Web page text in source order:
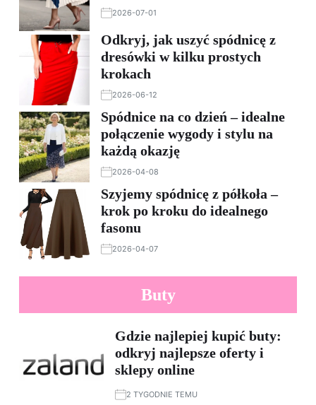
2026-07-01
Odkryj, jak uszyć spódnicę z
dresówki w kilku prostych
krokach
2026-06-12
Spódnice na co dzień – idealne
połączenie wygody i stylu na
każdą okazję
2026-04-08
Szyjemy spódnicę z półkoła –
krok po kroku do idealnego
fasonu
2026-04-07
Buty
Gdzie najlepiej kupić buty:
odkryj najlepsze oferty i
sklepy online
2 TYGODNIE TEMU